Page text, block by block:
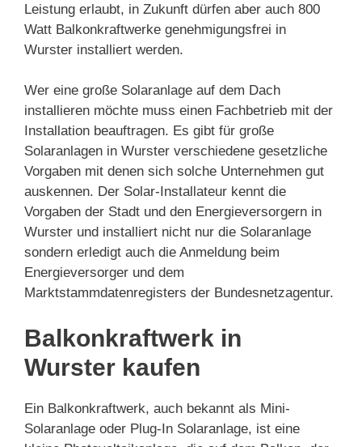
Leistung erlaubt, in Zukunft dürfen aber auch 800
Watt Balkonkraftwerke genehmigungsfrei in
Wurster installiert werden.
Wer eine große Solaranlage auf dem Dach
installieren möchte muss einen Fachbetrieb mit der
Installation beauftragen. Es gibt für große
Solaranlagen in Wurster verschiedene gesetzliche
Vorgaben mit denen sich solche Unternehmen gut
auskennen. Der Solar-Installateur kennt die
Vorgaben der Stadt und den Energieversorgern in
Wurster und installiert nicht nur die Solaranlage
sondern erledigt auch die Anmeldung beim
Energieversorger und dem
Marktstammdatenregisters der Bundesnetzagentur.
Balkonkraftwerk in
Wurster kaufen
Ein Balkonkraftwerk, auch bekannt als Mini-
Solaranlage oder Plug-In Solaranlage, ist eine